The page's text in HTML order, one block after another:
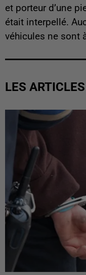
et porteur d’une
était interpellé.
véhicules ne sont
LES